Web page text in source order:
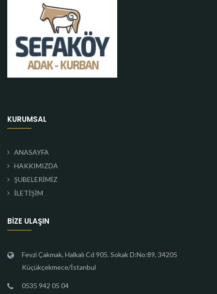
KURUMSAL
ANASAYFA
HAKKIMIZDA
ŞUBELERİMİZ
İLETİŞİM
BIZE ULAŞIN
Fevzi Çakmak, Halkalı Cd 905. Sokak D:No:89, 34205
Küçükçekmece/İstanbul
0535 942 05 04